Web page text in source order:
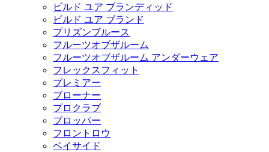
ビルド ユア ブランディッド
ビルド ユア ブランド
プリズンブルース
フルーツオブザルーム
フルーツオブザルーム アンダーウェア
フレックスフィット
プレミアー
ブローナー
プロクラブ
プロッパー
フロントロウ
ベイサイド